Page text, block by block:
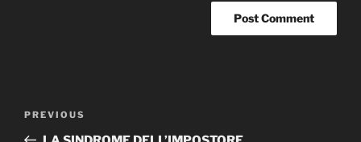
Previous
Post
PREVIOUS